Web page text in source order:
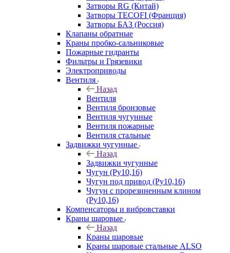
Затворы RG (Китай)
Затворы TECOFI (Франция)
Затворы БАЗ (Россия)
Клапаны обратные
Краны пробко-сальниковые
Пожарные гидранты
Фильтры и Грязевики
Электроприводы
Вентиля
Назад
Вентиля
Вентиля бронзовые
Вентиля чугунные
Вентиля пожарные
Вентиля стальные
Задвижки чугунные
Назад
Задвижки чугунные
Чугун (Ру10,16)
Чугун под привод (Ру10,16)
Чугун с прорезиненным клином
(Ру10,16)
Компенсаторы и вибровставки
Краны шаровые
Назад
Краны шаровые
Краны шаровые стальные ALSO